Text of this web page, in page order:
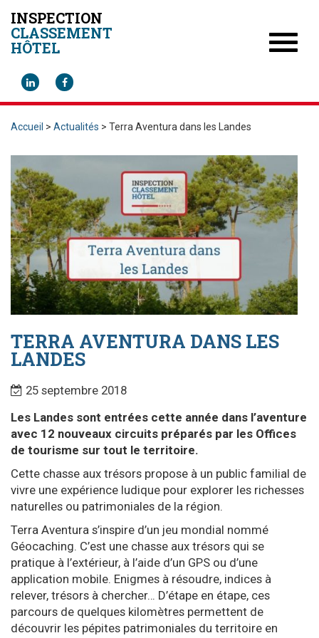
INSPECTION
CLASSEMENT
HÔTEL
Toggle
Accueil > Actualités > Terra Aventura dans les Landes
TERRA AVENTURA DANS LES
LANDES
25 septembre 2018
Les Landes sont entrées cette année dans l’aventure
avec 12 nouveaux circuits préparés par les Offices
de tourisme sur tout le territoire.
Cette chasse aux trésors propose à un public familial de
vivre une expérience ludique pour explorer les richesses
naturelles ou patrimoniales de la région.
Terra Aventura s’inspire d’un jeu mondial nommé
Géocaching. C’est une chasse aux trésors qui se
pratique à l’extérieur, à l’aide d’un GPS ou d’une
application mobile. Enigmes à résoudre, indices à
relever, trésors à chercher… D’étape en étape, ces
parcours de quelques kilomètres permettent de
découvrir les pépites patrimoniales du territoire en